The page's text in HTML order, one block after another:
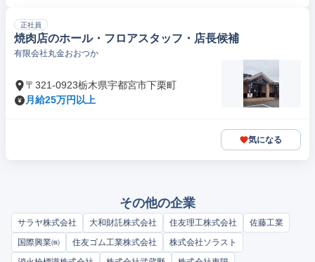
正社員
焼肉店のホール・フロアスタッフ・店長候補
有限会社丸金おおつか
〒321-0923栃木県宇都宮市下栗町
月給25万円以上
気になる
その他の企業
サラヤ株式会社 大和財託株式会社 住友理工株式会社
佐藤工業
国際興業㈱
住友ゴム工業株式会社
株式会社ソラスト